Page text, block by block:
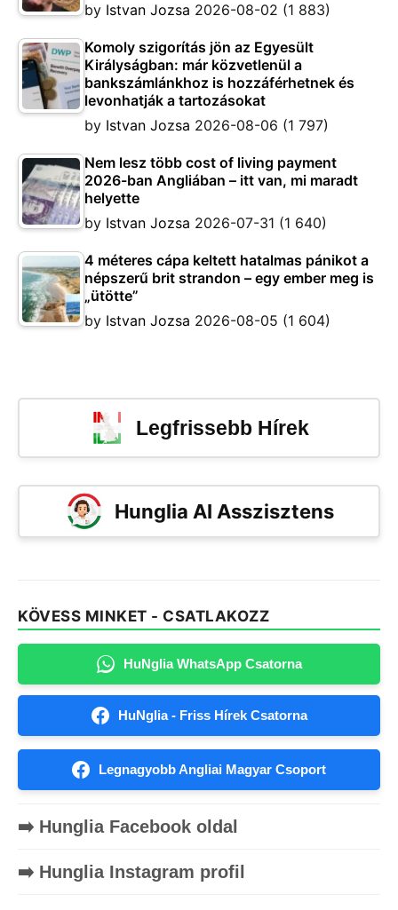
by Istvan Jozsa 2026-08-02 (1 883)
Komoly szigorítás jön az Egyesült
Királyságban: már közvetlenül a
bankszámlánkhoz is hozzáférhetnek és
levonhatják a tartozásokat
by Istvan Jozsa 2026-08-06 (1 797)
Nem lesz több cost of living payment
2026-ban Angliában – itt van, mi maradt
helyette
by Istvan Jozsa 2026-07-31 (1 640)
4 méteres cápa keltett hatalmas pánikot a
népszerű brit strandon – egy ember meg is
„ütötte”
by Istvan Jozsa 2026-08-05 (1 604)
Legfrissebb Hírek
Hunglia AI Asszisztens
KÖVESS MINKET - CSATLAKOZZ
HuNglia WhatsApp Csatorna
HuNglia - Friss Hírek Csatorna
Legnagyobb Angliai Magyar Csoport
➡️ Hunglia Facebook oldal
➡️ Hunglia Instagram profil